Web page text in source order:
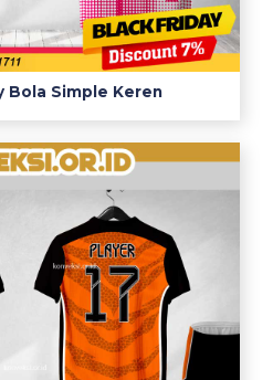
Bola Simple Keren